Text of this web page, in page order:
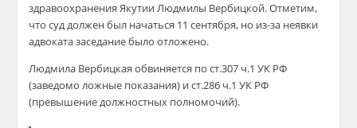
здравоохранения Якутии Людмилы Вербицкой. Отметим,
что суд должен был начаться 11 сентября, но из-за неявки
адвоката заседание было отложено.
Людмила Вербицкая обвиняется по ст.307 ч.1 УК РФ
(заведомо ложные показания) и ст.286 ч.1 УК РФ
(превышение должностных полномочий).